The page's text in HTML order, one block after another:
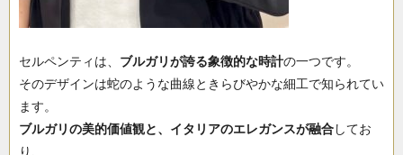
セルペンティは、 ブルガリが誇る象徴的な時計の一つです。
そのデザインは蛇のような曲線ときらびやかな細工で知られてい
ます。
ブルガリの美的価値観と、イタリアのエレガンスが融合してお
り、